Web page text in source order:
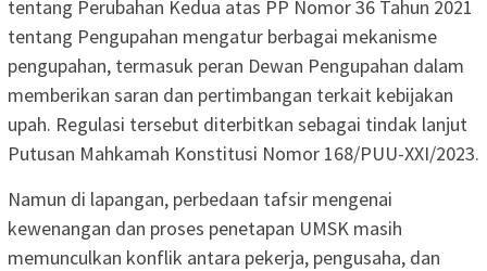
tentang Perubahan Kedua atas PP Nomor 36 Tahun 2021
tentang Pengupahan mengatur berbagai mekanisme
pengupahan, termasuk peran Dewan Pengupahan dalam
memberikan saran dan pertimbangan terkait kebijakan
upah. Regulasi tersebut diterbitkan sebagai tindak lanjut
Putusan Mahkamah Konstitusi Nomor 168/PUU-XXI/2023.
Namun di lapangan, perbedaan tafsir mengenai
kewenangan dan proses penetapan UMSK masih
memunculkan konflik antara pekerja, pengusaha, dan